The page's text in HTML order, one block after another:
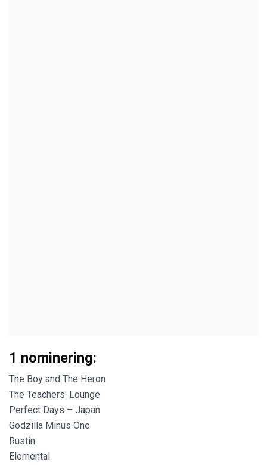
1 nominering:
The Boy and The Heron
The Teachers' Lounge
Perfect Days – Japan
Godzilla Minus One
Rustin
Elemental